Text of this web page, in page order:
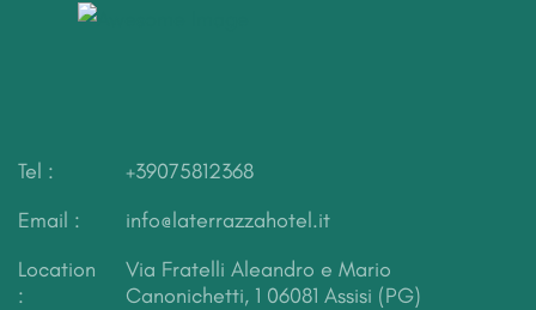
Tel :
+39075812368
Email :
info@laterrazzahotel.it
Location
:
Via Fratelli Aleandro e Mario
Canonichetti, 1 06081 Assisi (PG)